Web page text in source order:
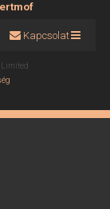
Kapcsolat